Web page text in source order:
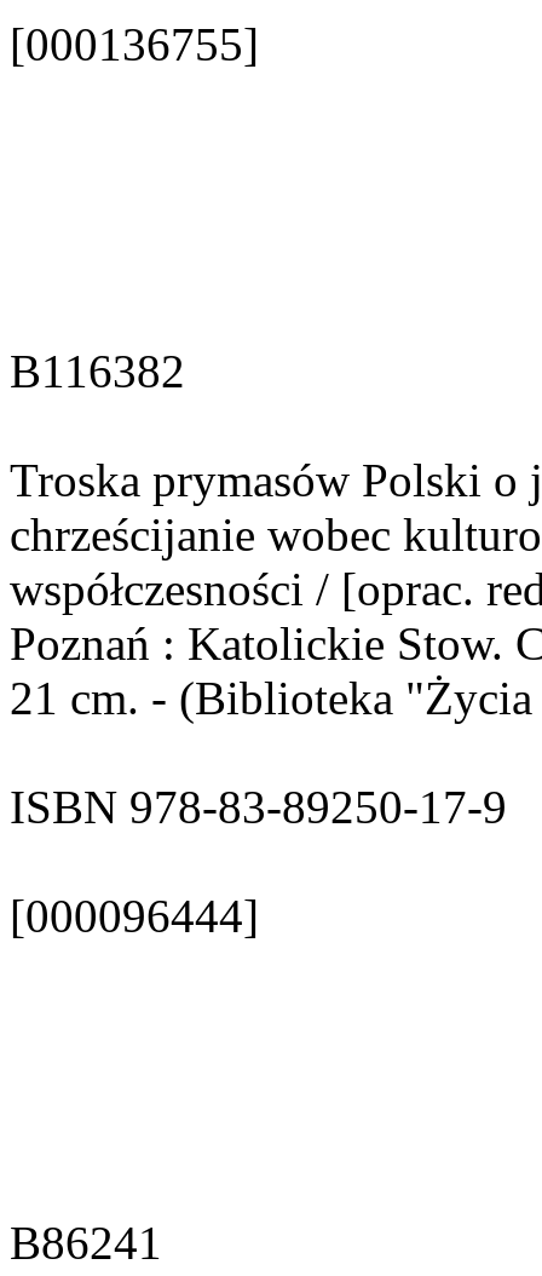
[000136755]
B116382
Troska prymasów Polski o
chrześcijanie wobec
współczesności / [oprac.
Poznań : Katolickie Stow.
21 cm. - (Biblioteka
ISBN 978-83-89250-17-9
[000096444]
B86241